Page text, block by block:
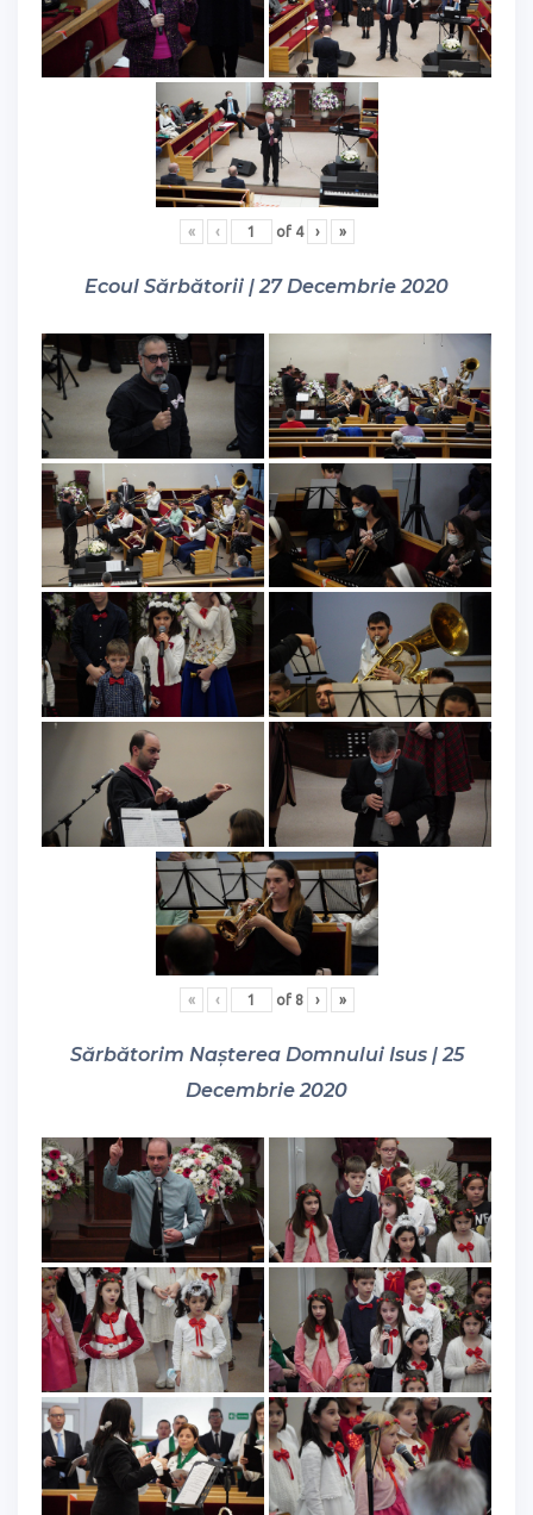
« ‹ of 4 › »
Ecoul Sărbătorii | 27 Decembrie 2020
« ‹ of 8 › »
Sărbătorim Nașterea Domnului Isus | 25
Decembrie 2020